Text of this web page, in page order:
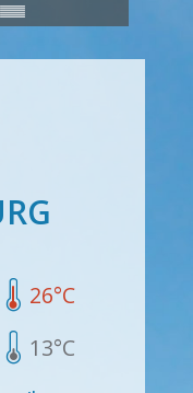
26°C
13°C